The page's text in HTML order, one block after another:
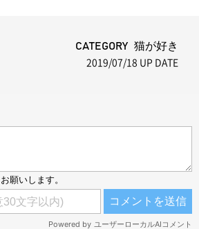
CATEGORY 猫が好き
2019/07/18 UP DATE